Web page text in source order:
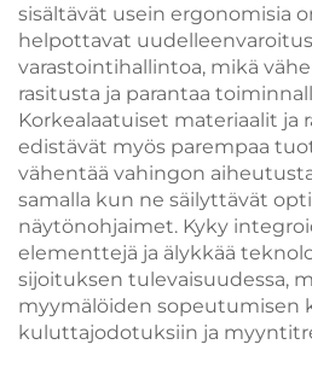
sisältävät usein ergonomisia
helpottavat
varastointihallintoa, mikä
rasitusta ja parantaa
Korkealaatuiset materiaalit
edistävät myös parempaa
vähentää vahingon
samalla kun ne säilyttävät
näytönohjaimet. Kyky
elementtejä ja älykkää
sijoituksen tulevaisuudessa,
myymälöiden sopeutumisen
kuluttajodotuksiin ja